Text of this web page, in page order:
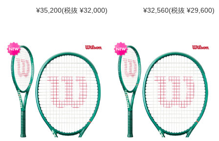
¥35,200(税抜 ¥32,000) ¥32,560(税抜 ¥29,600)